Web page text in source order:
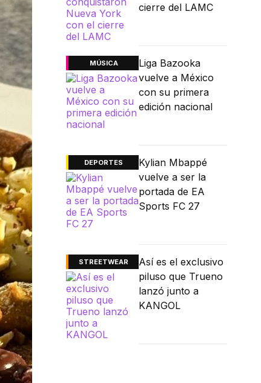
cierre del LAMC
MÚSICA
Liga Bazooka
vuelve a México
con su primera
edición nacional
DEPORTES
Kylian Mbappé
vuelve a ser la
portada de EA
Sports FC 27
STREETWEAR
Así es el exclusivo
piluso que Trueno
lanzó junto a
KANGOL